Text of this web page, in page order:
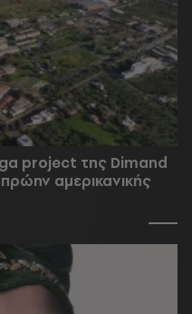
project της Dimand
αμερικανικής